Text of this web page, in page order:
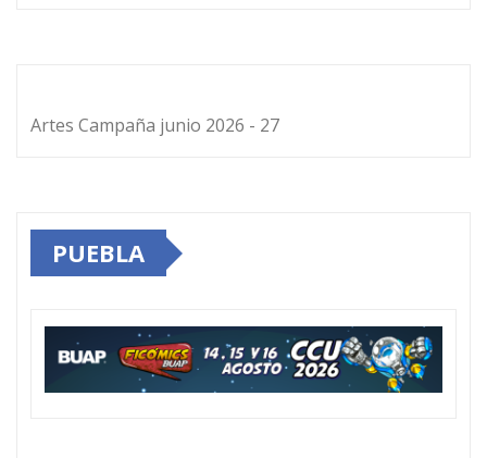
Artes Campaña junio 2026 - 27
PUEBLA